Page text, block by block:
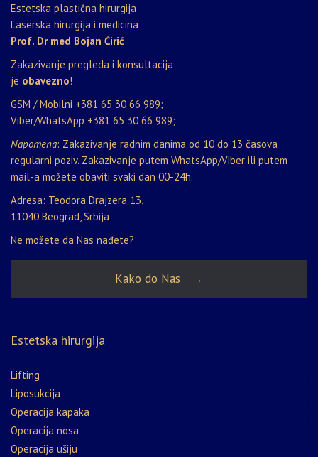
Estetska plastična hirurgija
Laserska hirurgija i medicina
Prof. Dr med Bojan Ćirić
Zakazivanje pregleda i konsultacija
je obavezno!
GSM / Mobilni +381 65 30 66 989;
Viber/WhatsApp +381 65 30 66 989;
Napomena: Zakazivanje radnim danima od 10 do 13 časova
regularni poziv. Zakazivanje putem WhatsApp/Viber ili putem
mail-a možete obaviti svaki dan 00-24h.
Adresa: Teodora Drajzera 13,
11040 Beograd, Srbija
Ne možete da Nas nađete?
Kako do Nas →
Estetska hirurgija
Lifting
Liposukcija
Operacija kapaka
Operacija nosa
Operacija ušiju